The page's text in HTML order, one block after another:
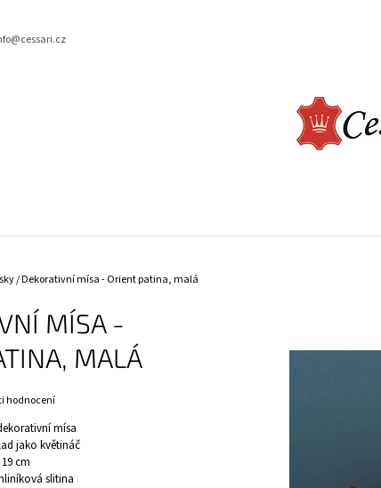
/Dekorativní mísa - Orient patina, malá
MÍSA -
MALÁ
hodnocení
mísa
jako květináč
cm
slitina
CO POTŘEBUJETE
DOPORUČUJEME
- MARVELOUS, 90 CM,
ELEGANTNÍ JÍDELNÍ ŽIDLE - CASTLE,